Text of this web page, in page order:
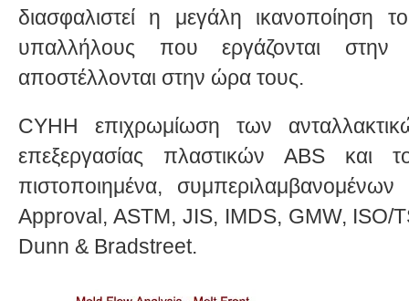
διασφαλιστεί η μεγάλη
υπαλλήλους που εργάζονται
αποστέλλονται στην ώρα τους.
CYHΗ επιχρωμίωση των
επεξεργασίας πλαστικών ABS και
πιστοποιημένα,
Approval, ASTM, JIS, IMDS, GMW, ISO/
Dunn & Bradstreet.